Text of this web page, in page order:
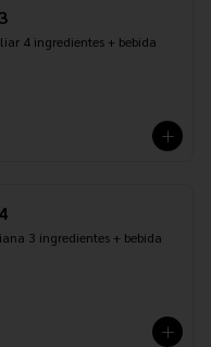
4 ingredientes + bebida
3 ingredientes + bebida